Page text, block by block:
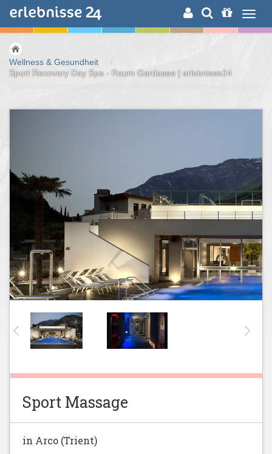
ERLEBNISSUCHE
Wellness & Gesundheit
/
Sport Recovery Day Spa - Raum Gardasee | erlebnisse24
Sport Massage
in Arco (Trient)